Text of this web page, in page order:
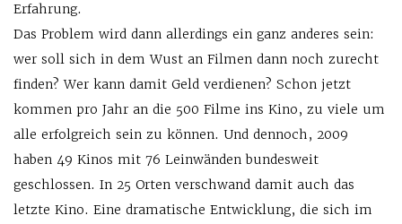
Erfahrung.
Das Problem wird dann allerdings ein ganz anderes sein:
wer soll sich in dem Wust an Filmen dann noch zurecht
finden? Wer kann damit Geld verdienen? Schon jetzt
kommen pro Jahr an die 500 Filme ins Kino, zu viele um
alle erfolgreich sein zu können. Und dennoch, 2009
haben 49 Kinos mit 76 Leinwänden bundesweit
geschlossen. In 25 Orten verschwand damit auch das
letzte Kino. Eine dramatische Entwicklung, die sich im